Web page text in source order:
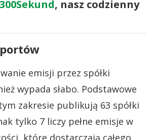
300Sekund, nasz codzienny
emisji przez spółki
wypada słabo. Podstawowe
zakresie publikują 63 spółki
tylko 7 liczy pełne emisje w